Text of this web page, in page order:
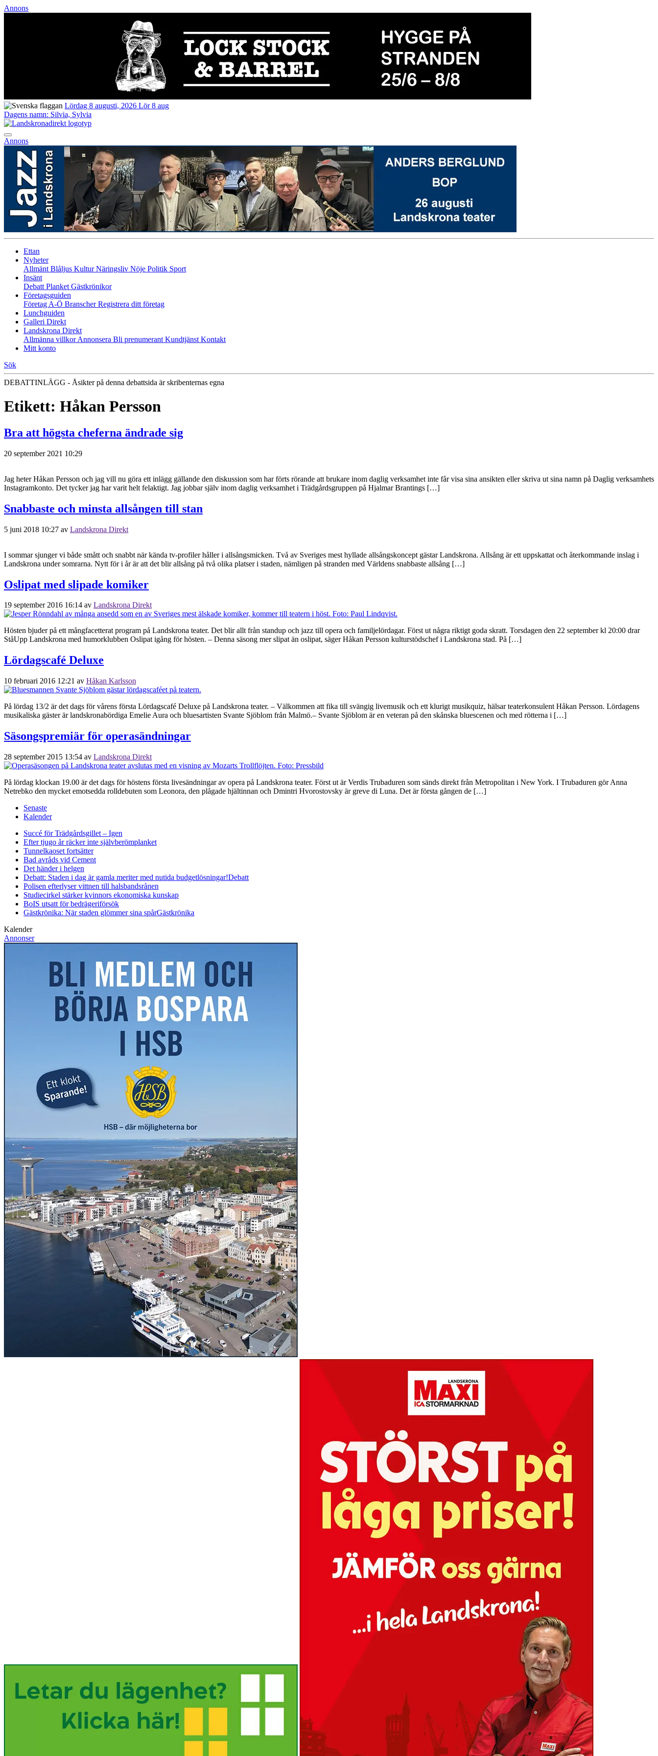
Annons
Lördag 8 augusti, 2026 Lör 8 aug
Dagens namn: Silvia, Sylvia
Annons
Ettan
Nyheter
Allmänt Blåljus KulturNäringsliv Nöje Politik Sport
Insänt
Debatt Planket Gästkrönikor
Företagsguiden
Företag A-Ö BranscherRegistrera ditt företag
Lunchguiden
Galleri Direkt
Landskrona Direkt
Allmänna villkorAnnonsera Bli prenumerant Kundtjänst Kontakt
Mitt konto
Sök
DEBATTINLÄGG - Åsikter på denna debattsida är skribenternas egna
Etikett: Håkan Persson
Bra att högsta cheferna ändrade sig
20 september 2021 10:29
Jag heter Håkan Persson och jag vill nu göra ett inlägg gällande den diskussion som har förts rörande att brukare inom daglig verksamhet inte får visa sina ansikten eller skriva ut sina namn på Daglig verksamhets
Instagramkonto. Det tycker jag har varit helt felaktigt. Jag jobbar själv inom daglig verksamhet i Trädgårdsgruppen på Hjalmar Brantings […]
Snabbaste och minsta allsången till stan
5 juni 2018 10:27 av Landskrona Direkt
I sommar sjunger vi både smått och snabbt när kända tv-profiler håller i allsångsmicken. Två av Sveriges mest hyllade allsångskoncept gästar Landskrona. Allsång är ett uppskattat och återkommande inslag i
Landskrona under somrarna. Nytt för i år är att det blir allsång på två olika platser i staden, nämligen på stranden med Världens snabbaste allsång […]
Oslipat med slipade komiker
19 september 2016 16:14 av Landskrona Direkt
Hösten bjuder på ett mångfacetterat program på Landskrona teater. Det blir allt från standup och jazz till opera och familjelördagar. Först ut några riktigt goda skratt. Torsdagen den 22 september kl 20:00 drar
StåUpp Landskrona med humorklubben Oslipat igång för hösten. – Denna säsong mer slipat än oslipat, säger Håkan Persson kulturstödschef i Landskrona stad. På […]
Lördagscafé Deluxe
10 februari 2016 12:21 av Håkan Karlsson
På lördag 13/2 är det dags för vårens första Lördagscafé Deluxe på Landskrona teater. – Välkommen att fika till svängig livemusik och ett klurigt musikquiz, hälsar teaterkonsulent Håkan Persson. Lördagens
musikaliska gäster är landskronabördiga Emelie Aura och bluesartisten Svante Sjöblom från Malmö.– Svante Sjöblom är en veteran på den skånska bluescenen och med rötterna i […]
Säsongspremiär för operasändningar
28 september 2015 13:54 av Landskrona Direkt
På lördag klockan 19.00 är det dags för höstens första livesändningar av opera på Landskrona teater. Först ut är Verdis Trubaduren som sänds direkt från Metropolitan i New York. I Trubaduren gör Anna
Netrebko den mycket emotsedda rolldebuten som Leonora, den plågade hjältinnan och Dmintri Hvorostovsky är greve di Luna. Det är första gången de […]
Senaste
Kalender
Succé för Trädgårdsgillet – Igen
Efter tjugo år räcker inte självberömplanket
Tunnelkaoset fortsätter
Bad avråds vid Cement
Det händer i helgen
Debatt: Staden i dag är gamla meriter med nutida budgetlösningar!Debatt
Polisen efterlyser vittnen till halsbandsrånen
Studiecirkel stärker kvinnors ekonomiska kunskap
BoIS utsatt för bedrägeriförsök
Gästkrönika: När staden glömmer sina spårGästkrönika
Kalender
Annonser